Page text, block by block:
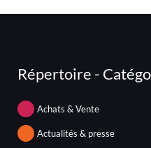
Répertoire -
Achats & Vente
Actualités & presse